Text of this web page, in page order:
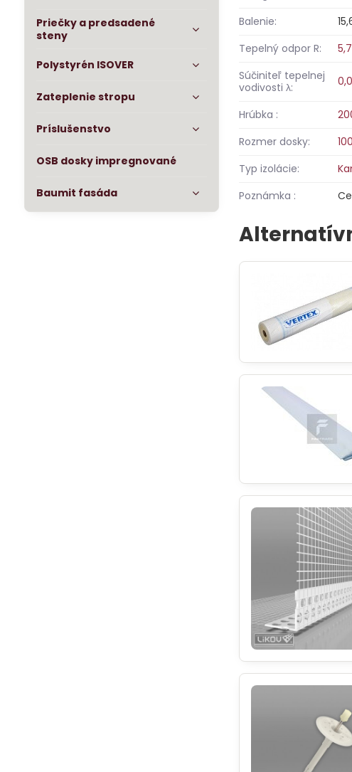
Balenie:
Tepelný odpor R:
Súčiniteľ tepelnej
vodivosti λ:
Hrúbka :
Rozmer dosky:
Typ izolácie:
Poznámka :
Priečky a predsadené
steny
Polystyrén ISOVER
Zateplenie stropu
Príslušenstvo
OSB dosky impregnované
Baumit fasáda